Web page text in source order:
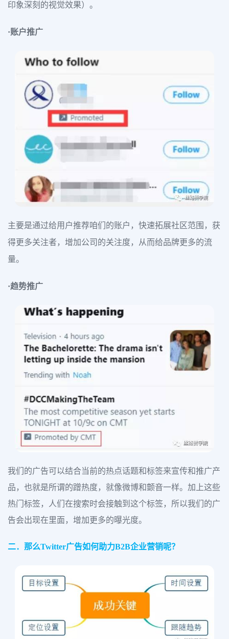
印象深刻的视觉效果）。
·账户推广
主要是通过给用户推荐咱们的账户，快速拓展社区范围，获
得更多关注者，增加公司的关注度，从而给品牌更多的流
量。
·趋势推广
我们的广告可以结合当前的热点话题和标签来宣传和推广产
品，也就是所谓的蹭热度，就像微博和颤音一样。加上这些
热门标签，人们在搜索时会接触到这个标签，所以我们的广
告会出现在里面，增加更多的曝光度。
二．那么Twitter广告如何助力B2B企业营销呢？